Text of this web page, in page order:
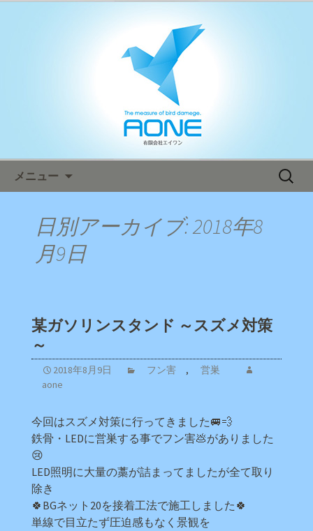
エイワン オフィシャルブログ
メニュー
検
日別アーカイブ: 2018年8
月9日
某ガソリンスタンド ～スズメ対策
～
2018年8月9日 フン害 ,
営巣
aone
今回はスズメ対策に行ってきました🚐💨
鉄骨・LEDに営巣する事でフン害💩がありました
😢
LED照明に大量の藁が詰まってましたが全て取り
除き
🍀BGネット20を接着工法で施工しました🍀
単線で目立たず圧迫感もなく景観を